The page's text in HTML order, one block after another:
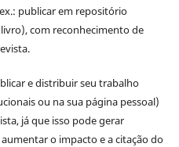
publicar em repositório
com reconhecimento de
e distribuir seu trabalho
ou na sua página pessoal)
já que isso pode gerar
o impacto e a citação do